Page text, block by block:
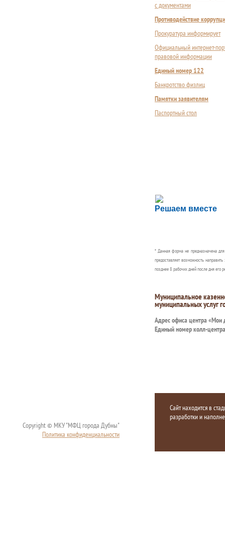
с документами
Противодействие
Прокуратура информирует
Официальный интернет-
правовой информации
Единый номер 122
Банкротство физлиц
Памятки заявителям
Паспортный стол
Решаем вместе
Сложности с
Сообщите об этом
* Данная форма не предназначена
предоставляет возможность
позднее 8 рабочих дней после дня его
Муниципальное
муниципальных услуг
Адрес офиса центра «Мои
Единый номер колл-
Copyright © МКУ "МФЦ города Дубны"
Политика конфиденциальности
Сайт находится в
разработки и